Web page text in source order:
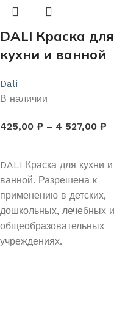
DALI Краска для
кухни и ванной
Dali
В наличии
425,00 ₽ – 4 527,00 ₽
DALI Краска для кухни и
ванной. Разрешена к
применению в детских,
дошкольных, лечебных и
общеобразовательных
учреждениях.